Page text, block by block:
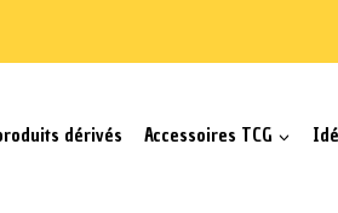
dérivés Accessoires TCG